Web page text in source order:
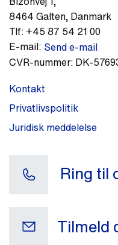
8464 Galten, Danmark
Tlf: +45 87 54 21 00
E-mail: Send e-mail
CVR-nummer: DK-
Kontakt
Privatlivspolitik
Juridisk meddelelse
Ring til
Tilmeld